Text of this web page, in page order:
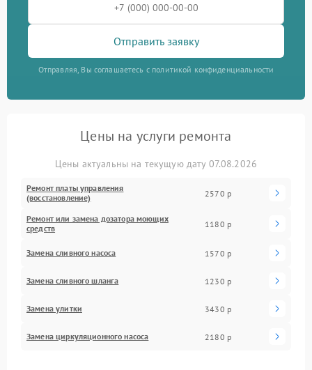
Отправить заявку
Отправляя, Вы соглашаетесь с политикой конфиденциальности
Цены на услуги ремонта
Цены актуальны на текущую дату 07.08.2026
Ремонт платы управления
(восстановление)
2570 р
Ремонт или замена дозатора моющих
средств
1180 р
Замена сливного насоса 1570 р
Замена сливного шланга 1230 р
Замена улитки 3430 р
Замена циркуляционного насоса 2180 р